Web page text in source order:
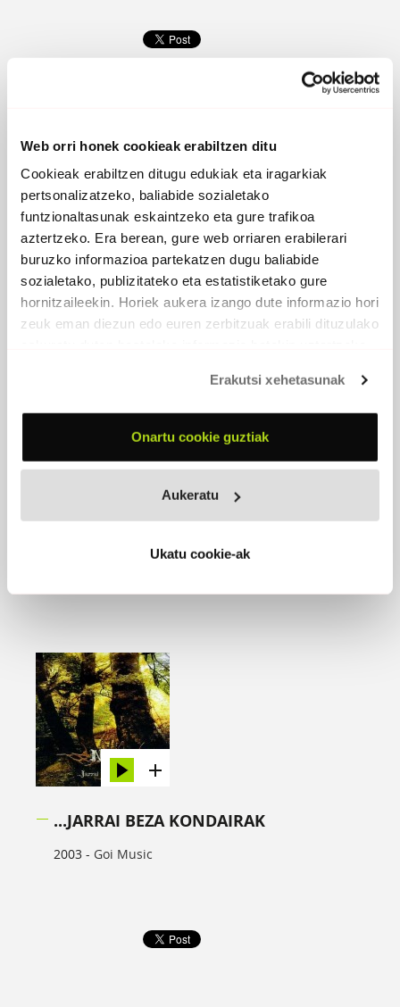
Web orri honek cookieak erabiltzen ditu
Cookieak erabiltzen ditugu edukiak eta iragarkiak
pertsonalizatzeko, baliabide sozialetako
funtzionaltasunak eskaintzeko eta gure trafikoa
aztertzeko. Era berean, gure web orriaren erabilerari
buruzko informazioa partekatzen dugu baliabide
sozialetako, publizitateko eta estatistiketako gure
hornitzaileekin. Horiek aukera izango dute informazio hori
zeuk eman diezun edo euren zerbitzuak erabili dituzulako
Erakutsi xehetasunak
Onartu cookie guztiak
Aukeratu
Ukatu cookie-ak
BASOAREN SEMEAK
2004 - Goi Music
Unai, gitarrak
, baxua
, teklatuak
Karlos, bateria
...JARRAI BEZA KONDAIRAK
2003 - Goi Music